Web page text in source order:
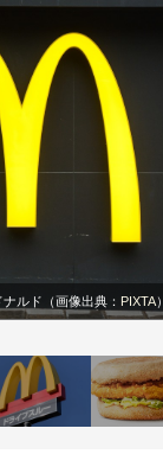
の未来
べる
ト
かる
イト
ナルド（画像出典： PIXTA）